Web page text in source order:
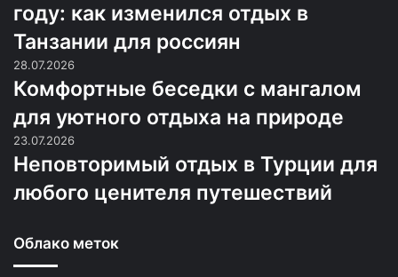
году: как изменился отдых в
Танзании для россиян
28.07.2026
Комфортные беседки с мангалом
для уютного отдыха на природе
23.07.2026
Неповторимый отдых в Турции для
любого ценителя путешествий
Облако меток